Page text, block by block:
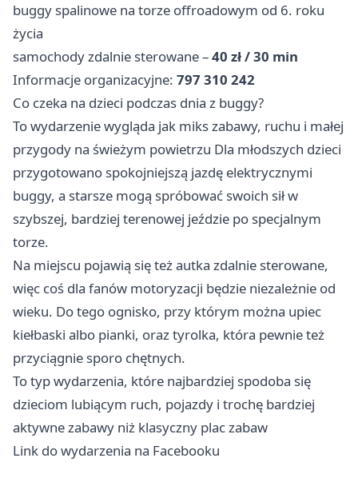
buggy spalinowe na torze offroadowym od 6. roku
życia
samochody zdalnie sterowane –40 zł / 30 min
Informacje organizacyjne: 797 310 242
Co czeka na dzieci podczas dnia z buggy?
To wydarzenie wygląda jak miks zabawy, ruchu i małej
przygody na świeżym powietrzu Dla młodszych dzieci
przygotowano spokojniejszą jazdę elektrycznymi
buggy, a starsze mogą spróbować swoich sił w
szybszej, bardziej terenowej jeździe po specjalnym
torze.
Na miejscu pojawią się też autka zdalnie sterowane,
więc coś dla fanów motoryzacji będzie niezależnie od
wieku. Do tego ognisko, przy którym można upiec
kiełbaski albo pianki, oraz tyrolka, która pewnie też
przyciągnie sporo chętnych.
To typ wydarzenia, które najbardziej spodoba się
dzieciom lubiącym ruch, pojazdy i trochę bardziej
aktywne zabawy niż klasyczny plac zabaw
Link do wydarzenia na Facebooku